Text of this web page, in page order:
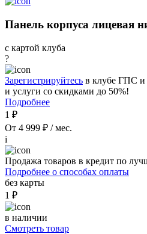
Панель корпуса лицевая
с картой клуба
?
Зарегистрируйтесь в клубе ГПС и
и услуги со скидками до 50%!
Подробнее
1 ₽
От 4 999 ₽ / мес.
i
Продажа товаров в кредит по
Подробнее о способах оплаты
без карты
1 ₽
в наличии
Смотреть товар